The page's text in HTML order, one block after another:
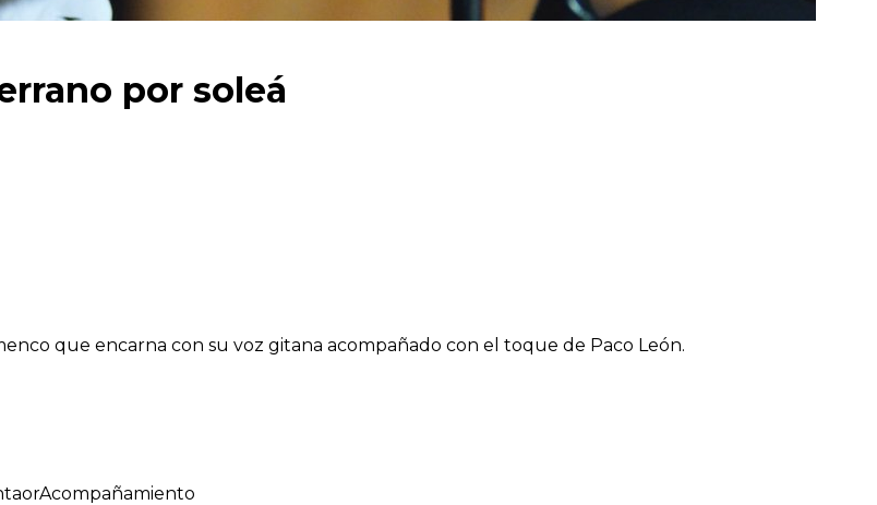
por soleá
que encarna con su voz gitana acompañado con el toque de Paco León.
Acompañamiento